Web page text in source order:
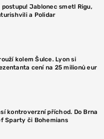
Jablonec smetl Rigu,
a Polidar
kolem Šulce. Lyon si
cení na 25 milionů eur
kontroverzní příchod. Do Brna
Sparty či Bohemians